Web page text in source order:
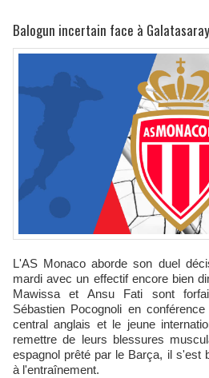
Balogun incertain face à Galatasaray
L'AS Monaco aborde son duel décisif contre Galatasaray ce
mardi avec un effectif encore bien
Mawissa et Ansu Fati sont
Sébastien Pocognoli en
central anglais et le jeune
remettre de leurs blessures
espagnol prêté par le Barça, il s'est
à l'entraînement.​